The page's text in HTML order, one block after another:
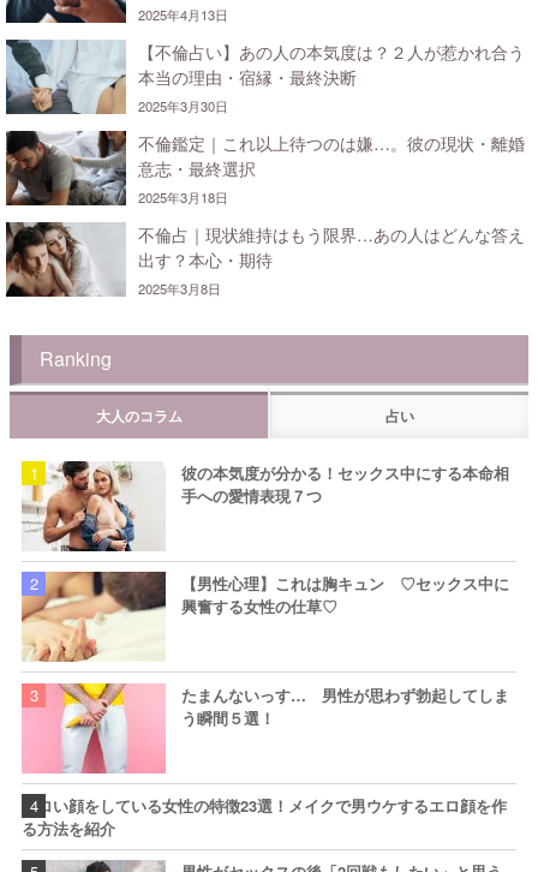
2025年4月13日
【不倫占い】あの人の本気度は？２人が惹かれ合う
本当の理由・宿縁・最終決断
2025年3月30日
不倫鑑定｜これ以上待つのは嫌…。彼の現状・離婚
意志・最終選択
2025年3月18日
不倫占｜現状維持はもう限界…あの人はどんな答え
出す？本心・期待
2025年3月8日
Ranking
大人のコラム 占い
彼の本気度が分かる！セックス中にする本命相
手への愛情表現７つ
【男性心理】これは胸キュン ♡セックス中に
興奮する女性の仕草♡
たまんないっす… 男性が思わず勃起してしま
う瞬間５選！
エロい顔をしている女性の特徴23選！メイクで男ウケするエロ顔を作
る方法を紹介